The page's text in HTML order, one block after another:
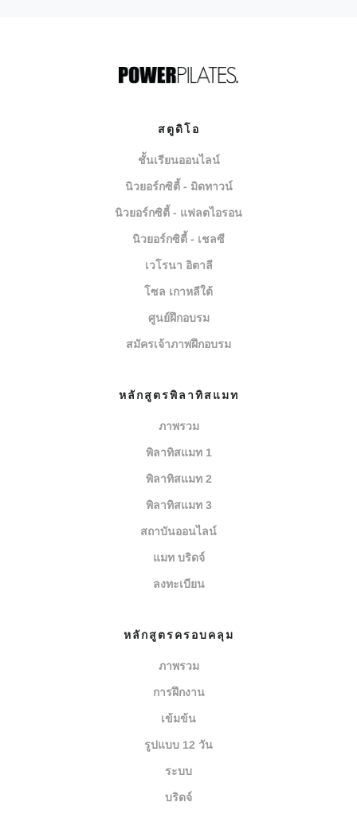
สตูดิโอ
ชั้นเรียนออนไลน์
นิวยอร์กซิตี้ - มิดทาวน์
นิวยอร์กซิตี้ - แฟลตไอรอน
นิวยอร์กซิตี้ - เชลซี
เวโรนา อิตาลี
โซล เกาหลีใต้
ศูนย์ฝึกอบรม
สมัครเจ้าภาพฝึกอบรม
หลักสูตรพิลาทิสแมท
ภาพรวม
พิลาทิสแมท 1
พิลาทิสแมท 2
พิลาทิสแมท 3
สถาบันออนไลน์
แมท บริดจ์
ลงทะเบียน
หลักสูตรครอบคลุม
ภาพรวม
การฝึกงาน
เข้มข้น
รูปแบบ 12 วัน
ระบบ
บริดจ์